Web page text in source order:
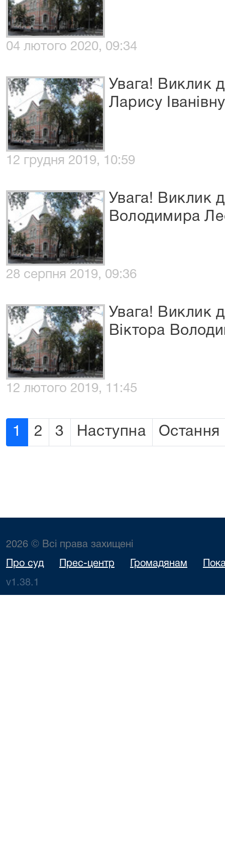
04 лютого 2020, 09:34
Увага! Виклик
Ларису Іванівну
12 грудня 2019, 10:59
Увага! Виклик
Володимира
28 серпня 2019, 09:36
Увага! Виклик
Віктора
12 лютого 2019, 11:45
1 2 3 Наступна Остання
2026 © Всі права захищені
Про суд Прес-центр Громадянам
v1.38.1